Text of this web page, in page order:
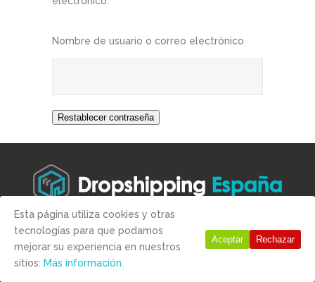
Nombre de usuario o correo electrónico
Restablecer contraseña
Copyright © 2019 - Aviso legal-Condiciones de compra-Politica
de Privacidad -Politica de Cookies
Esta página utiliza cookies y otras
tecnologías para que podamos
mejorar su experiencia en nuestros
sitios: Más información.
Aceptar Rechazar